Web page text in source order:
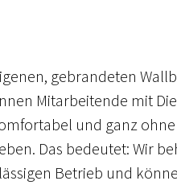
gebrandeten
Mitarbeitende mit
und ganz ohne
Das bedeutet: Wir
Betrieb und